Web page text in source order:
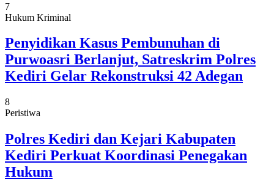
7
Hukum Kriminal
Penyidikan Kasus Pembunuhan di
Purwoasri Berlanjut, Satreskrim Polres
Kediri Gelar Rekonstruksi 42 Adegan
8
Peristiwa
Polres Kediri dan Kejari Kabupaten
Kediri Perkuat Koordinasi Penegakan
Hukum